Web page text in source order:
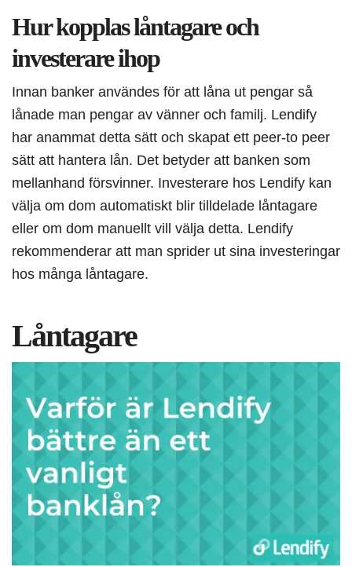
Hur kopplas låntagare och
investerare ihop
Innan banker användes för att låna ut pengar så
lånade man pengar av vänner och familj. Lendify
har anammat detta sätt och skapat ett peer-to peer
sätt att hantera lån. Det betyder att banken som
mellanhand försvinner. Investerare hos Lendify kan
välja om dom automatiskt blir tilldelade låntagare
eller om dom manuellt vill välja detta. Lendify
rekommenderar att man sprider ut sina investeringar
hos många låntagare.
Låntagare